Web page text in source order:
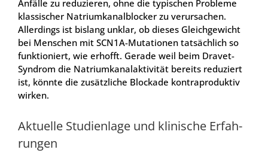
Anfäl­le zu redu­zie­ren, ohne die typi­schen Pro­ble­me
klas­si­scher Natri­um­ka­nal­blo­cker zu ver­ur­sa­chen.
Aller­dings ist bis­lang unklar, ob die­ses Gleich­ge­wicht
bei Men­schen mit SCN1A-Muta­tio­nen tat­säch­lich so
funk­tio­niert, wie erhofft. Gera­de weil beim Dra­vet-
Syn­drom die Natri­um­ka­nal­ak­ti­vi­tät bereits redu­ziert
ist, könn­te die zusätz­li­che Blo­cka­de kon­tra­pro­duk­tiv
wir­ken.
Aktu­el­le Stu­di­en­la­ge und kli­ni­sche Erfah­
run­gen